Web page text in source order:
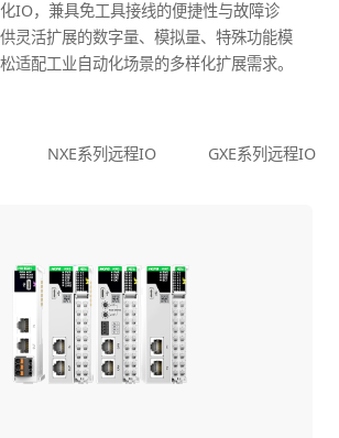
IO，兼具免工具接线的便捷性与故障诊
灵活扩展的数字量、模拟量、特殊功能模
适配工业自动化场景的多样化扩展需求。
NXE系列远程IO GXE系列远程IO